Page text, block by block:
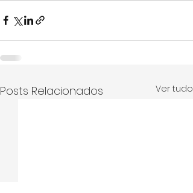
Posts Relacionados Ver tudo